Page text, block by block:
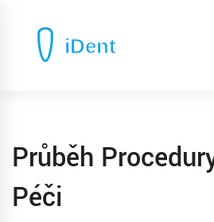
Průběh
Péči